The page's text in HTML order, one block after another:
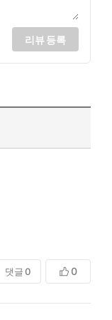
리뷰 등록
댓글 0 0